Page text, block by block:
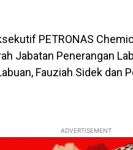
PETRONAS
Jabatan Penerangan
Fauziah Sidek dan
ADVERTISEMENT